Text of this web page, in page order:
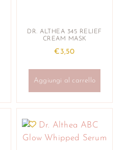
DR. ALTHEA 345 RELIEF
CREAM MASK
€ 3,50
Aggiungi al carrello